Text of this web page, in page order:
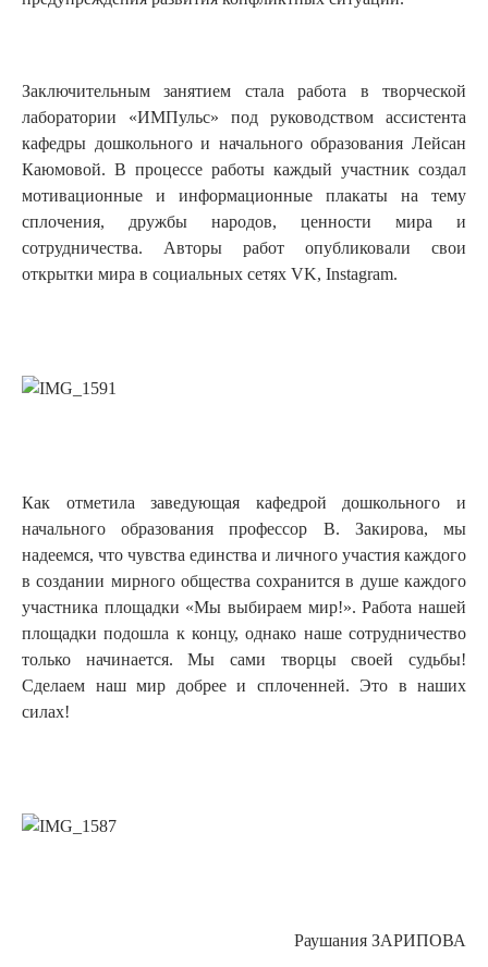
Заключительным занятием стала работа в творческой
лаборатории «ИМПульс» под руководством ассистента
кафедры дошкольного и начального образования Лейсан
Каюмовой. В процессе работы каждый участник создал
мотивационные и информационные плакаты на тему
сплочения, дружбы народов, ценности мира и
сотрудничества. Авторы работ опубликовали свои
открытки мира в социальных сетях VK, Instagram.
Как отметила заведующая кафедрой дошкольного и
начального образования профессор В. Закирова, мы
надеемся, что чувства единства и личного участия каждого
в создании мирного общества сохранится в душе каждого
участника площадки «Мы выбираем мир!». Работа нашей
площадки подошла к концу, однако наше сотрудничество
только начинается. Мы сами творцы своей судьбы!
Сделаем наш мир добрее и сплоченней. Это в наших
силах!
Раушания ЗАРИПОВА